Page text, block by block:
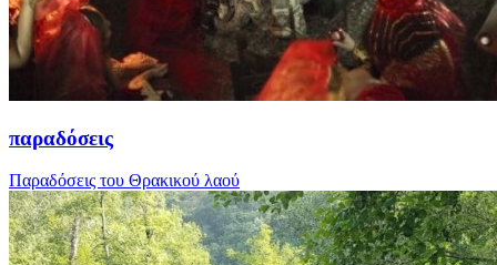
παραδόσεις
Παραδόσεις του Θρακικού λαού